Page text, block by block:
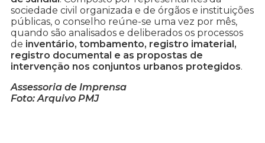
sociedade civil organizada e de órgãos e instituições
públicas, o conselho reúne-se uma vez por mês,
quando são analisados e deliberados os processos
de inventário, tombamento, registro imaterial,
registro documental e as propostas de
intervenção nos conjuntos urbanos protegidos.
Assessoria de Imprensa
Foto: Arquivo PMJ